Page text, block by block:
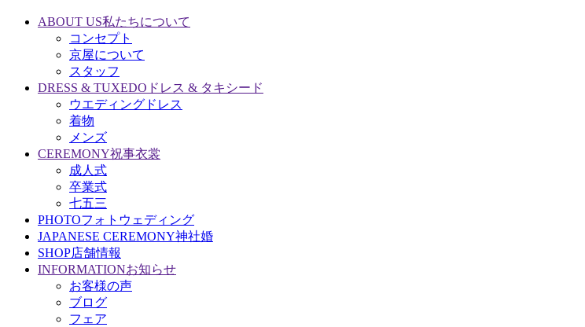
ABOUT US私たちについて
コンセプト
京屋について
スタッフ
DRESS & TUXEDO ドレス & タキシード
ウエディングドレス
着物
メンズ
CEREMONY祝事衣裳
成人式
卒業式
七五三
PHOTOフォトウェディング
JAPANESE CEREMONY神社婚
SHOP店舗情報
INFORMATIONお知らせ
お客様の声
ブログ
フェア